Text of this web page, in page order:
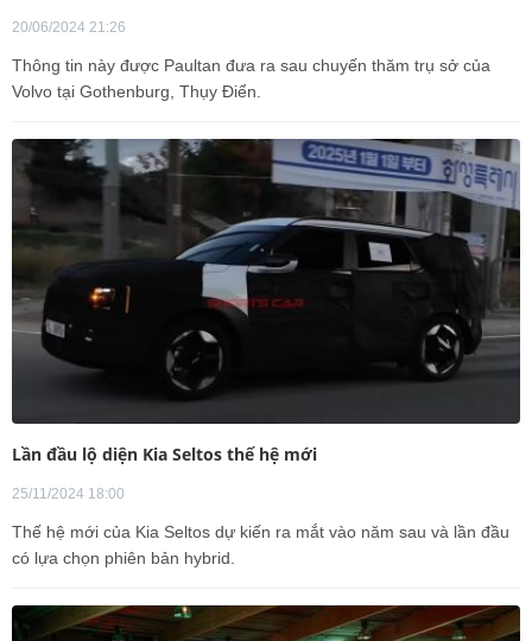
20/06/2024 21:26
Thông tin này được Paultan đưa ra sau chuyến thăm trụ sở của
Volvo tại Gothenburg, Thụy Điển.
Lần đầu lộ diện Kia Seltos thế hệ mới
25/11/2024 18:00
Thế hệ mới của Kia Seltos dự kiến ra mắt vào năm sau và lần đầu
có lựa chọn phiên bản hybrid.